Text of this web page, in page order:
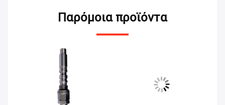
Παρόμοια προϊόντα